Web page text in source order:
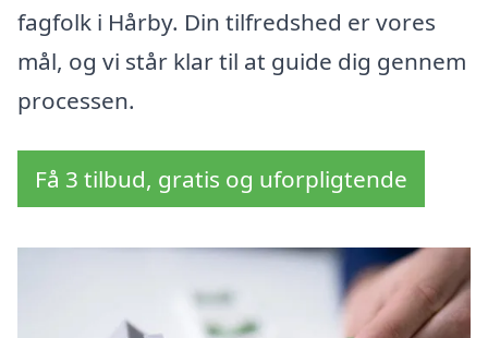
fagfolk i Hårby. Din tilfredshed er vores
mål, og vi står klar til at guide dig gennem
processen.
Få 3 tilbud, gratis og uforpligtende